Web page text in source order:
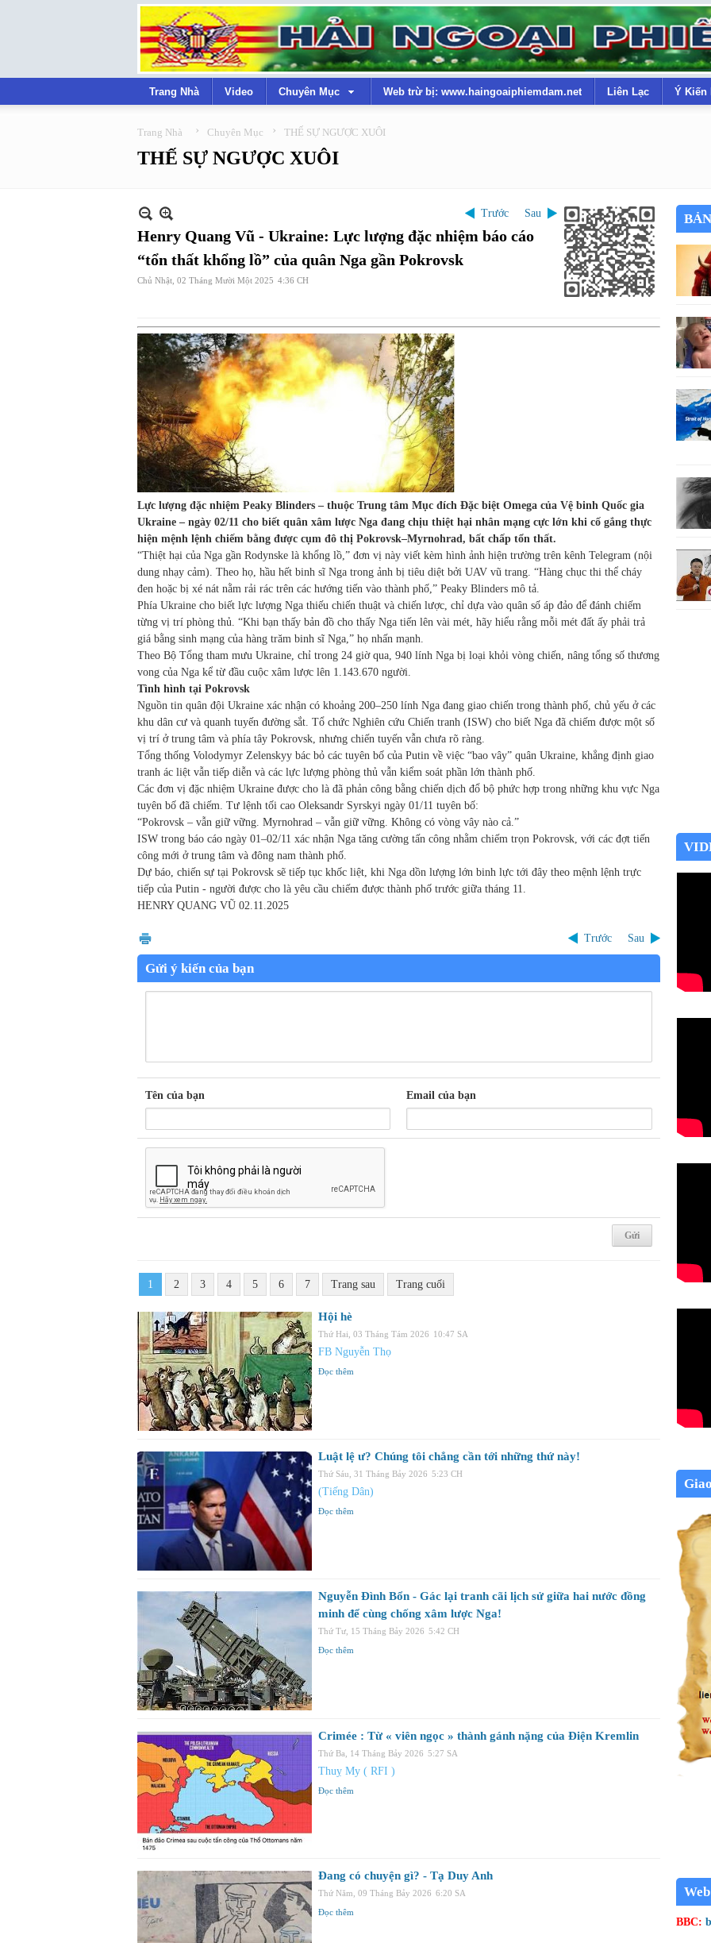
Trang Nhà Video Chuyên Mục Web trừ bị: www.haingoaiphiemdam.net Liên Lạc Ý Kiến
Trang Nhà › Chuyên Mục › THẾ SỰ NGƯỢC XUÔI
THẾ SỰ NGƯỢC XUÔI
Trước Sau
Henry Quang Vũ - Ukraine: Lực lượng đặc nhiệm báo cáo
“tổn thất khổng lồ” của quân Nga gần Pokrovsk
Chủ Nhật, 02 Tháng Mười Một 2025 4:36 CH
Lực lượng đặc nhiệm Peaky Blinders – thuộc Trung tâm Mục đích Đặc biệt Omega của Vệ binh Quốc gia
Ukraine – ngày 02/11 cho biết quân xâm lược Nga đang chịu thiệt hại nhân mạng cực lớn khi cố gắng thực
hiện mệnh lệnh chiếm bằng được cụm đô thị Pokrovsk–Myrnohrad, bất chấp tổn thất.
“Thiệt hại của Nga gần Rodynske là khổng lồ,” đơn vị này viết kèm hình ảnh hiện trường trên kênh Telegram (nội
dung nhạy cảm). Theo họ, hầu hết binh sĩ Nga trong ảnh bị tiêu diệt bởi UAV vũ trang. “Hàng chục thi thể cháy
đen hoặc bị xé nát nằm rải rác trên các hướng tiến vào thành phố,” Peaky Blinders mô tả.
Phía Ukraine cho biết lực lượng Nga thiếu chiến thuật và chiến lược, chỉ dựa vào quân số áp đảo để đánh chiếm
từng vị trí phòng thủ. “Khi bạn thấy bản đồ cho thấy Nga tiến lên vài mét, hãy hiểu rằng mỗi mét đất ấy phải trả
giá bằng sinh mạng của hàng trăm binh sĩ Nga,” họ nhấn mạnh.
Theo Bộ Tổng tham mưu Ukraine, chỉ trong 24 giờ qua, 940 lính Nga bị loại khỏi vòng chiến, nâng tổng số thương
vong của Nga kể từ đầu cuộc xâm lược lên 1.143.670 người.
Tình hình tại Pokrovsk
Nguồn tin quân đội Ukraine xác nhận có khoảng 200–250 lính Nga đang giao chiến trong thành phố, chủ yếu ở các
khu dân cư và quanh tuyến đường sắt. Tổ chức Nghiên cứu Chiến tranh (ISW) cho biết Nga đã chiếm được một số
vị trí ở trung tâm và phía tây Pokrovsk, nhưng chiến tuyến vẫn chưa rõ ràng.
Tổng thống Volodymyr Zelenskyy bác bỏ các tuyên bố của Putin về việc “bao vây” quân Ukraine, khẳng định giao
tranh ác liệt vẫn tiếp diễn và các lực lượng phòng thủ vẫn kiểm soát phần lớn thành phố.
Các đơn vị đặc nhiệm Ukraine được cho là đã phản công bằng chiến dịch đổ bộ phức hợp trong những khu vực Nga
tuyên bố đã chiếm. Tư lệnh tối cao Oleksandr Syrskyi ngày 01/11 tuyên bố:
“Pokrovsk – vẫn giữ vững. Myrnohrad – vẫn giữ vững. Không có vòng vây nào cả.”
ISW trong báo cáo ngày 01–02/11 xác nhận Nga tăng cường tấn công nhằm chiếm trọn Pokrovsk, với các đợt tiến
công mới ở trung tâm và đông nam thành phố.
Dự báo, chiến sự tại Pokrovsk sẽ tiếp tục khốc liệt, khi Nga dồn lượng lớn binh lực tới đây theo mệnh lệnh trực
tiếp của Putin - người được cho là yêu cầu chiếm được thành phố trước giữa tháng 11.
HENRY QUANG VŨ 02.11.2025
Trước Sau
Gửi ý kiến của bạn
Tên của bạn Email của bạn
1 2 3 4 5 6 7 Trang sau Trang cuối
Hội hè
Thứ Hai, 03 Tháng Tám 2026 10:47 SA
FB Nguyễn Thọ
Đọc thêm
Luật lệ ư? Chúng tôi chẳng cần tới những thứ này!
Thứ Sáu, 31 Tháng Bảy 2026 5:23 CH
(Tiếng Dân)
Đọc thêm
Nguyễn Đình Bổn - Gác lại tranh cãi lịch sử giữa hai nước đồng
minh để cùng chống xâm lược Nga!
Thứ Tư, 15 Tháng Bảy 2026 5:42 CH
Đọc thêm
Crimée : Từ « viên ngọc » thành gánh nặng của Điện Kremlin
Thứ Ba, 14 Tháng Bảy 2026 5:27 SA
Thuỵ My ( RFI )
Đọc thêm
Đang có chuyện gì? - Tạ Duy Anh
Thứ Năm, 09 Tháng Bảy 2026 6:20 SA
Đọc thêm
BBC: